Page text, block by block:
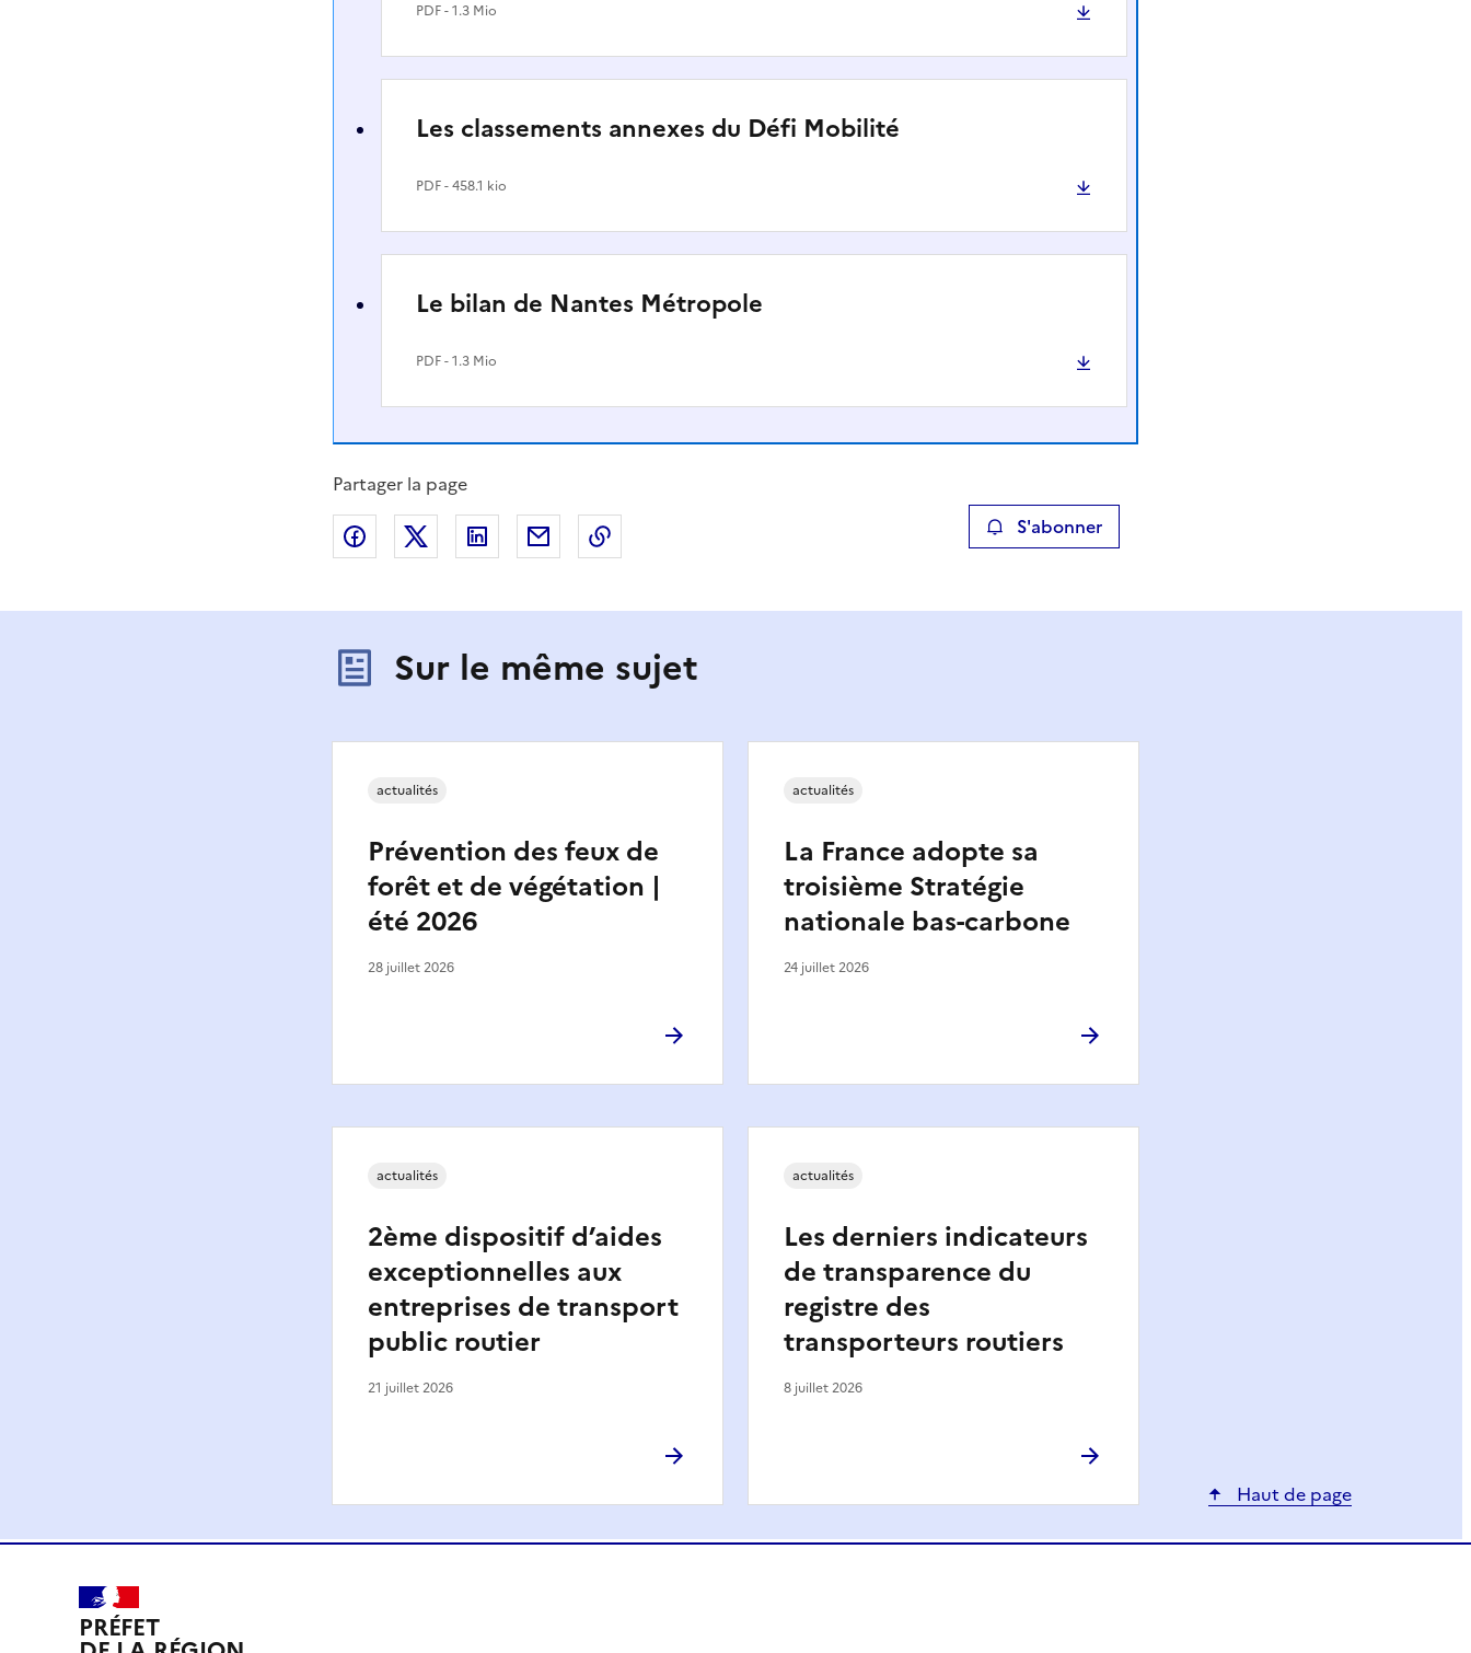
PDF- 1.3 Mio
Les classements annexes du Défi Mobilité
PDF- 458.1 kio
Le bilan de Nantes Métropole
PDF- 1.3 Mio
Partager la page
Partager sur Facebook
Partager sur XPartager sur LinkedIn
Partager par emailCopier le lien de la page dans le presse-papier S'abonner
Sur le même sujet
Prévention des feux de
forêt et de végétation |
été 2026
actualités
28 juillet 2026
La France adopte sa
troisième Stratégie
nationale bas-carbone
actualités
24 juillet 2026
2ème dispositif d’aides
exceptionnelles aux
entreprises de transport
public routier
actualités
21 juillet 2026
Les derniers indicateurs
de transparence du
registre des
transporteurs routiers
actualités
8 juillet 2026
Haut de page
PRÉFET